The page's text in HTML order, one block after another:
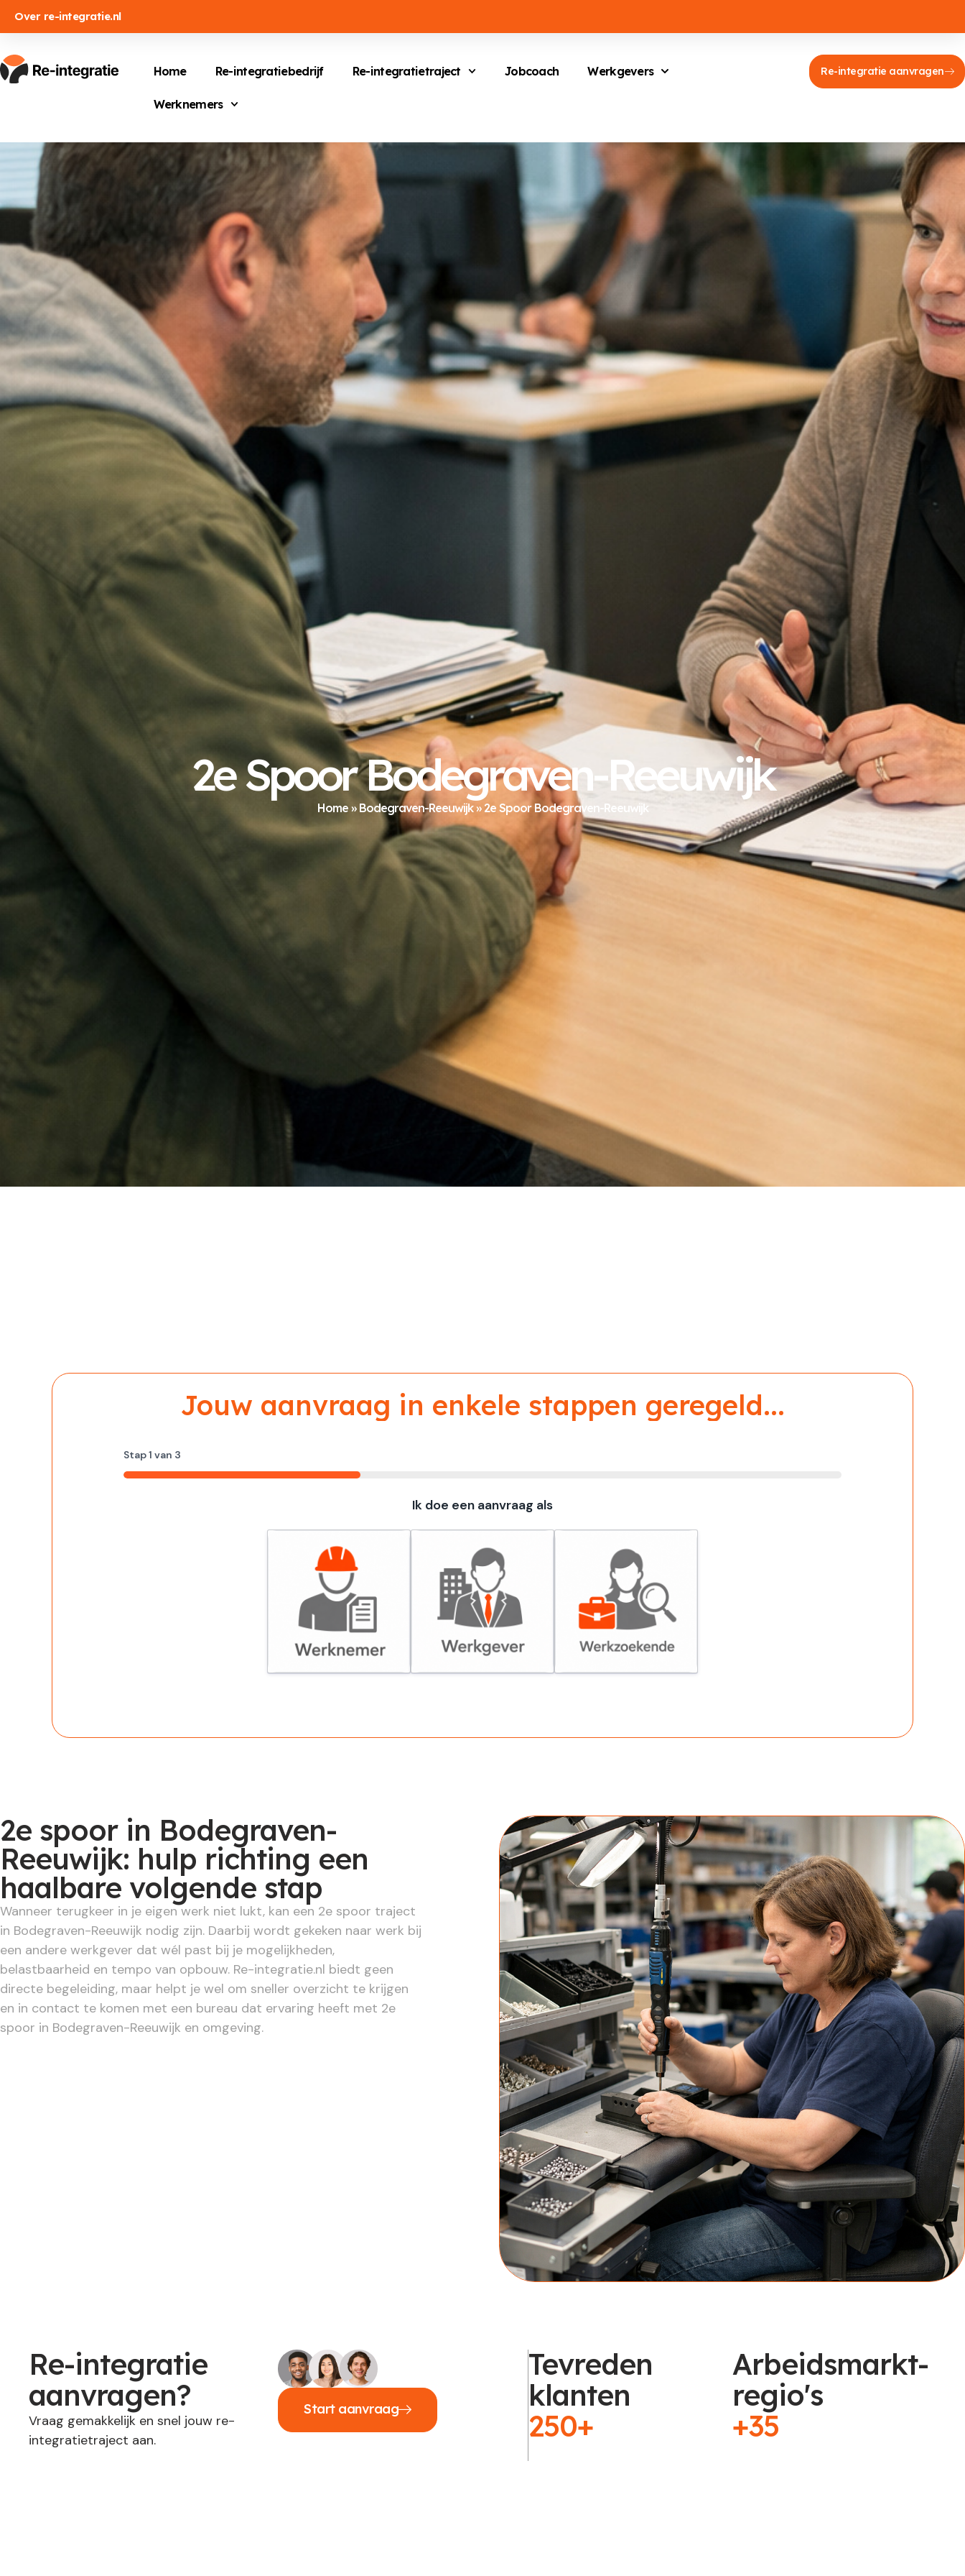
Over re-integratie.nl
Home Re-integratiebedrijf Re-integratietraject Jobcoach Werkgevers
Werknemers
Re-integratie aanvragen
2e Spoor Bodegraven-Reeuwijk
Home» Bodegraven-Reeuwijk» 2e Spoor Bodegraven-Reeuwijk
Jouw aanvraag in enkele stappen geregeld...
Stap1 van 3
33%
Ik doe een aanvraag als
Werknemer Werkgever Werkzoekende
2e spoor in Bodegraven-
Reeuwijk: hulp richting een
haalbare volgende stap
Wanneer terugkeer in je eigen werk niet lukt, kan een 2e spoor traject
in Bodegraven-Reeuwijk nodig zijn. Daarbij wordt gekeken naar werk bij
een andere werkgever dat wél past bij je mogelijkheden,
belastbaarheid en tempo van opbouw. Re-integratie.nl biedt geen
directe begeleiding, maar helpt je wel om sneller overzicht te krijgen
en in contact te komen met een bureau dat ervaring heeft met 2e
spoor in Bodegraven-Reeuwijk en omgeving.
Re-integratie
aanvragen?
Vraag gemakkelijk en snel jouw re-
integratietraject aan.
Start aanvraag
Tevreden
klanten
250+
Arbeidsmarkt-
regio's
+35